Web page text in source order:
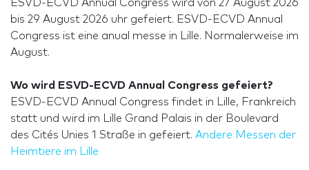
ESVD-ECVD Annual Congress wird von 27 August 2026
bis 29 August 2026 uhr gefeiert. ESVD-ECVD Annual
Congress ist eine anual messe in Lille. Normalerweise im
August.
Wo wird ESVD-ECVD Annual Congress gefeiert?
ESVD-ECVD Annual Congress findet in Lille, Frankreich
statt und wird im Lille Grand Palais in der Boulevard
des Cités Unies 1 Straße in gefeiert. Andere Messen der
Heimtiere im Lille